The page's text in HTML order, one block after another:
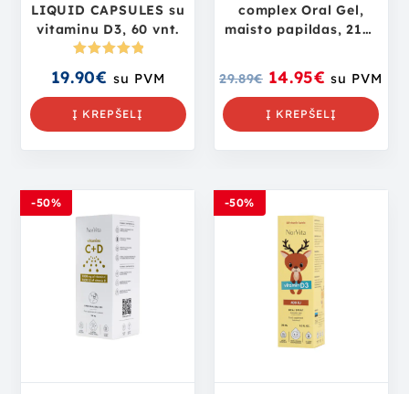
LIQUID CAPSULES su
vitaminu D3, 60 vnt.
s:5.00iš
19.90€ su PVM
Į KREPŠELĮ
complex Oral Gel,
maisto papildas, 21×8
29.89€ 14.95€ su PVM
Į KREPŠELĮ
-50% -50%